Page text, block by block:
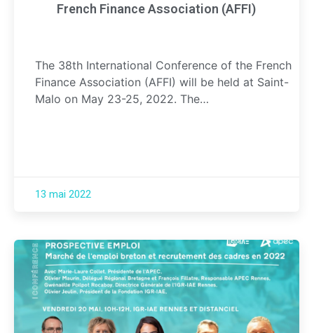
French Finance Association (AFFI)
The 38th International Conference of the French
Finance Association (AFFI) will be held at Saint-
Malo on May 23-25, 2022. The…
13 mai 2022